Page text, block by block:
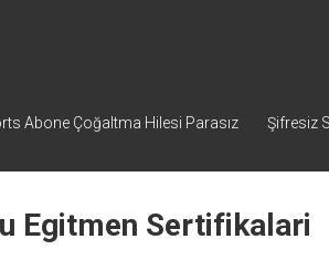
Abone Çoğaltma Hilesi Parasız Şifresiz
Egitmen Sertifikalari